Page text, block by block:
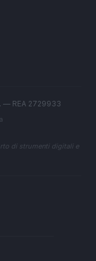
— REA 2729933
di strumenti digitali e